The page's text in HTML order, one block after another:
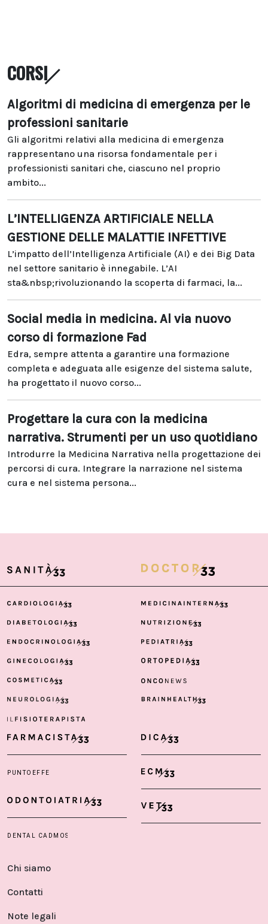
CORSI
Algoritmi di medicina di emergenza per le
professioni sanitarie
Gli algoritmi relativi alla medicina di emergenza
rappresentano una risorsa fondamentale per i
professionisti sanitari che, ciascuno nel proprio
ambito...
L’INTELLIGENZA ARTIFICIALE NELLA
GESTIONE DELLE MALATTIE INFETTIVE
L’impatto dell’Intelligenza Artificiale (AI) e dei Big Data
nel settore sanitario è innegabile. L’AI
sta&nbsp;rivoluzionando la scoperta di farmaci, la...
Social media in medicina. Al via nuovo
corso di formazione Fad
Edra, sempre attenta a garantire una formazione
completa e adeguata alle esigenze del sistema salute,
ha progettato il nuovo corso...
Progettare la cura con la medicina
narrativa. Strumenti per un uso quotidiano
Introdurre la Medicina Narrativa nella progettazione dei
percorsi di cura. Integrare la narrazione nel sistema
cura e nel sistema persona...
Chi siamo
Contatti
Note legali